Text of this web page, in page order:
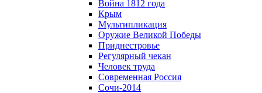
Война 1812 года
Крым
Мультипликация
Оружие Великой Победы
Приднестровье
Регулярный чекан
Человек труда
Современная Россия
Сочи-2014